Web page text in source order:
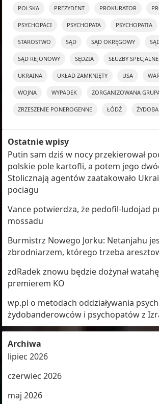
POLSKA PREZYDENT PROKURATOR
PSYCHOPACI PSYCHOPATA PSYCHOPATIA
STAROSTWO SĄD SĄD OKRĘGOWY
SĄD REJONOWY SĘDZIA SŁUŻBY SPECJALNE
UKRAINA UKŁAD ZAMKNIĘTY USA
WOJNA WYPADEK ZORGANIZOWANA
ZRZESZENIE PONEROGENNE ŁÓDŹ
Ostatnie wpisy
Putin sam dziś w nocy przekierował
polskie pole kartofli, a potem jego
Stolicznają agentów zaatakowało
pociagu
Vance potwierdza, że pedofil-ludojad
mossadu
Burmistrz Nowego Jorku: Netanjahu
zbrodniarzem, którego trzeba
zdRadek znowu będzie dożynał
premierem KO
wp.pl o metodach oddziaływania
żydobanderowców i psychopatów z
Archiwa
lipiec 2026
czerwiec 2026
maj 2026